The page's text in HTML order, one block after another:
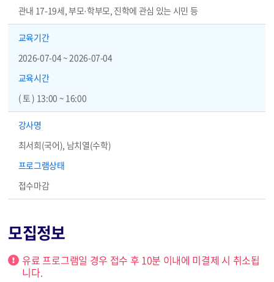
관내 17-19세, 부모·학부모, 진학에 관심 있는 시민 등
교육기간
2026-07-04 ~ 2026-07-04
교육시간
( 토 ) 13:00 ~ 16:00
강사명
최서희(국어), 남치열(수학)
프로그램상태
접수마감
모집정보
유료 프로그램일 경우 접수 후 10분 이내에 미결제 시 취소됩
니다.